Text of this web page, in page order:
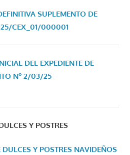
SUPLEMENTO DE
CEX_01/000001
DEL EXPEDIENTE DE
Nº 2/03/25 –
Y POSTRES
Y POSTRES NAVIDEÑOS